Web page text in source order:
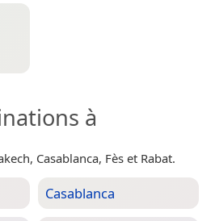
à
Casablanca, Fès et Rabat.
Casablanca